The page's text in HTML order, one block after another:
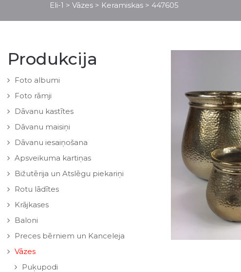
Eli-1 > Vāzes > Keramiskas > 447605
Produkcija
Foto albumi
Foto rāmji
Dāvanu kastītes
Dāvanu maisiņi
Dāvanu iesaiņošana
Apsveikuma kartiņas
Bižutērija un Atslēgu piekariņi
Rotu lādītes
Krājkases
Baloni
Preces bērniem un Kanceleja
Vāzes
Puķupodi